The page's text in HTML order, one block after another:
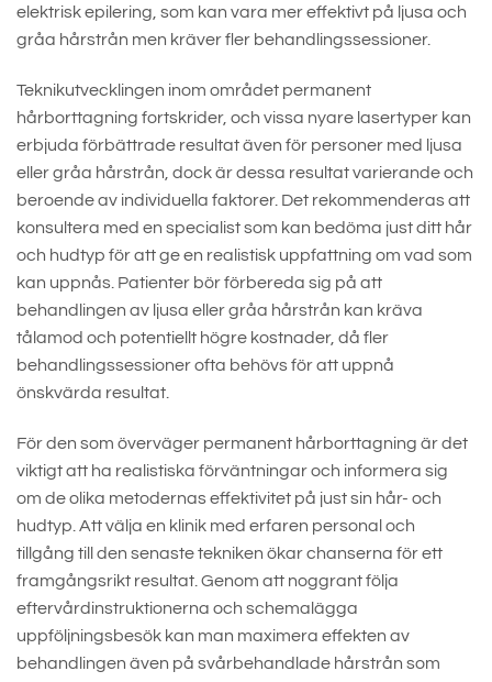
elektrisk epilering, som kan vara mer effektivt på ljusa och
gråa hårstrån men kräver fler behandlingssessioner.
Teknikutvecklingen inom området permanent
hårborttagning fortskrider, och vissa nyare lasertyper kan
erbjuda förbättrade resultat även för personer med ljusa
eller gråa hårstrån, dock är dessa resultat varierande och
beroende av individuella faktorer. Det rekommenderas att
konsultera med en specialist som kan bedöma just ditt hår
och hudtyp för att ge en realistisk uppfattning om vad som
kan uppnås. Patienter bör förbereda sig på att
behandlingen av ljusa eller gråa hårstrån kan kräva
tålamod och potentiellt högre kostnader, då fler
behandlingssessioner ofta behövs för att uppnå
önskvärda resultat.
För den som överväger permanent hårborttagning är det
viktigt att ha realistiska förväntningar och informera sig
om de olika metodernas effektivitet på just sin hår- och
hudtyp. Att välja en klinik med erfaren personal och
tillgång till den senaste tekniken ökar chanserna för ett
framgångsrikt resultat. Genom att noggrant följa
eftervårdinstruktionerna och schemalägga
uppföljningsbesök kan man maximera effekten av
behandlingen även på svårbehandlade hårstrån som